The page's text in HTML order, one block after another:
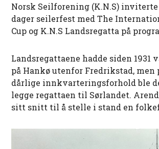
Norsk Seilforening (K.N.S)
dager seilerfest med The
Cup og K.N.S Landsregatta på
Landsregattaene hadde siden 1931
på Hankø utenfor Fredrikstad, men
dårlige innkvarteringsforhold ble
legge regattaen til Sørlandet.
sitt snitt til å stelle i stand en